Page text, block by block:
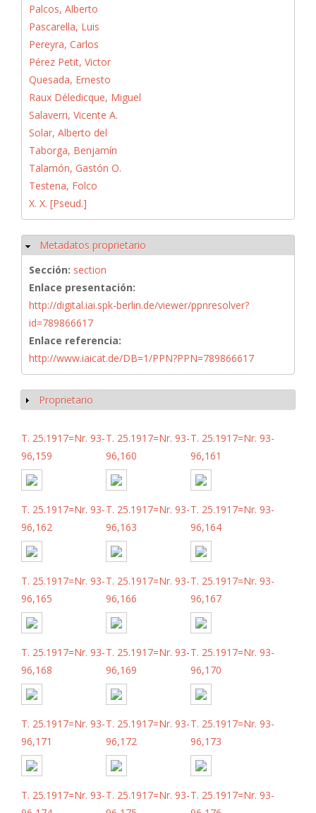
Palcos, Alberto
Pascarella, Luis
Pereyra, Carlos
Pérez Petit, Victor
Quesada, Ernesto
Raux Déledicque, Miguel
Salaverri, Vicente A.
Solar, Alberto del
Taborga, Benjamín
Talamón, Gastón O.
Testena, Folco
X. X. [Pseud.]
Ocultar
Metadatos proprietario
Sección: section
Enlace presentación:
http://digital.iai.spk-berlin.de/viewer/ppnresolver?
id=789866617
Enlace referencia:
http://www.iaicat.de/DB=1/PPN?PPN=789866617
Mostrar
Proprietario
T. 25.1917=Nr. 93-
96,159
T. 25.1917=Nr. 93-
96,160
T. 25.1917=Nr. 93-
96,161
T. 25.1917=Nr. 93-
96,162
T. 25.1917=Nr. 93-
96,163
T. 25.1917=Nr. 93-
96,164
T. 25.1917=Nr. 93-
96,165
T. 25.1917=Nr. 93-
96,166
T. 25.1917=Nr. 93-
96,167
T. 25.1917=Nr. 93-
96,168
T. 25.1917=Nr. 93-
96,169
T. 25.1917=Nr. 93-
96,170
T. 25.1917=Nr. 93-
96,171
T. 25.1917=Nr. 93-
96,172
T. 25.1917=Nr. 93-
96,173
T. 25.1917=Nr. 93-T. 25.1917=Nr. 93-T. 25.1917=Nr. 93-